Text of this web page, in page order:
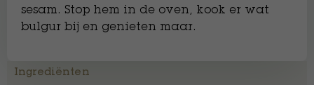
sesam. Stop hem in de oven, kook er wat
bulgur bij en genieten maar.
Ingrediënten